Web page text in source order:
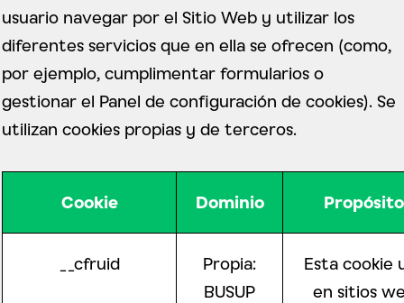
usuario navegar por el Sitio Web y utilizar los
diferentes servicios que en ella se ofrecen (como,
por ejemplo, cumplimentar formularios o
gestionar el Panel de configuración de cookies). Se
utilizan cookies propias y de terceros.
Cookie Dominio Propósito
__cfruid
Propia:
BUSUP
Esta cookie
en sitios